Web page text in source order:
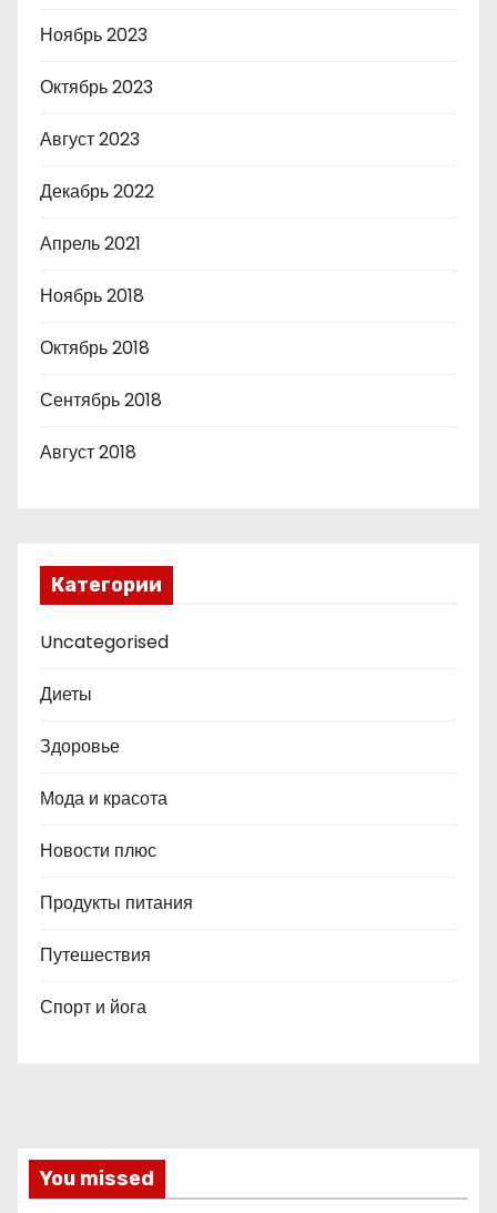
Ноябрь 2023
Октябрь 2023
Август 2023
Декабрь 2022
Апрель 2021
Ноябрь 2018
Октябрь 2018
Сентябрь 2018
Август 2018
Категории
Uncategorised
Диеты
Здоровье
Мода и красота
Новости плюс
Продукты питания
Путешествия
Спорт и йога
You missed